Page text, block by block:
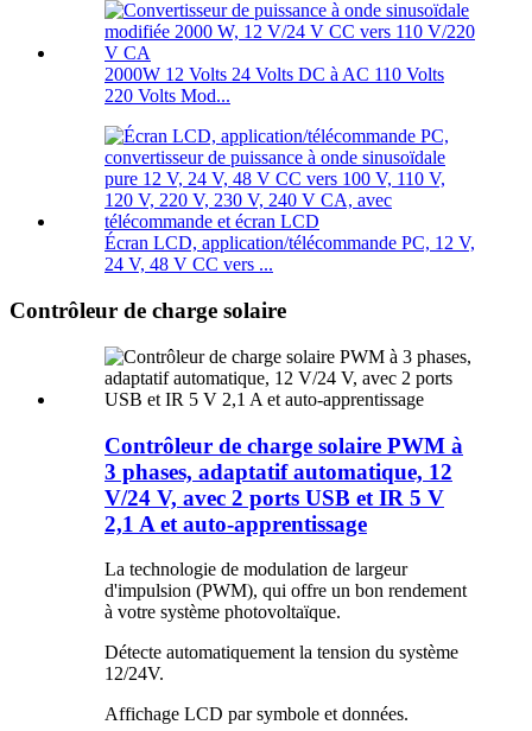
2000W 12 Volts 24 Volts DC à AC 110 Volts
220 Volts Mod...
Écran LCD, application/télécommande PC, 12 V,
24 V, 48 V CC vers ...
Contrôleur de charge solaire
Contrôleur de charge solaire PWM à
3 phases, adaptatif automatique, 12
V/24 V, avec 2 ports USB et IR 5 V
2,1 A et auto-apprentissage
La technologie de modulation de largeur
d'impulsion (PWM), qui offre un bon rendement
à votre système photovoltaïque.
Détecte automatiquement la tension du système
12/24V.
Affichage LCD par symbole et données.